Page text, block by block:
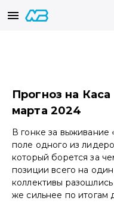
Прогноз на
марта 2024
В гонке за выживание
поле одного из
который борется за
позиции всего на
коллективы
же сильнее по итогам